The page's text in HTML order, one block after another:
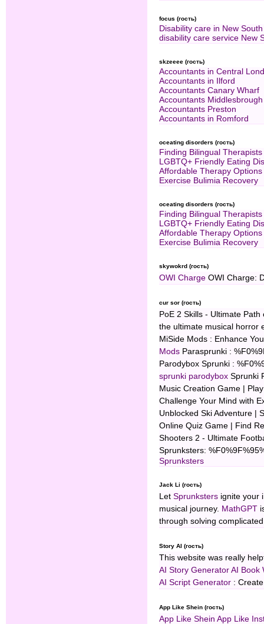
focus (гость)
Disability care in New
disability care service New
skzeeee (гость)
Accountants in Central
Accountants in Ilford
Accountants Canary Wharf
Accountants Middlesbrough
Accountants Preston
Accountants in Romford
oceating disorders (гость)
Finding Bilingual Therapists
LGBTQ+ Friendly Eating
Affordable Therapy Options
Exercise Bulimia Recovery
oceating disorders (гость)
Finding Bilingual Therapists
LGBTQ+ Friendly Eating
Affordable Therapy Options
Exercise Bulimia Recovery
skywokrd (гость)
OWI Charge OWI Charge:
cur sor (гость)
PoE 2 Skills - Ultimate
the ultimate musical horror
MiSide Mods : Enhance
Mods Parasprunki :
Parodybox Sprunki :
sprunki parodybox Sprunki
Music Creation Game |
Challenge Your Mind with
Unblocked Ski Adventure |
Online Quiz Game | Find
Shooters 2 - Ultimate
Sprunksters:
Sprunksters
Jack Li (гость)
Let Sprunksters ignite your
musical journey. MathGPT
through solving
Story AI (гость)
This website was really
AI Story Generator AI Book
AI Script Generator :
App Like Shein (гость)
App Like Shein App Like